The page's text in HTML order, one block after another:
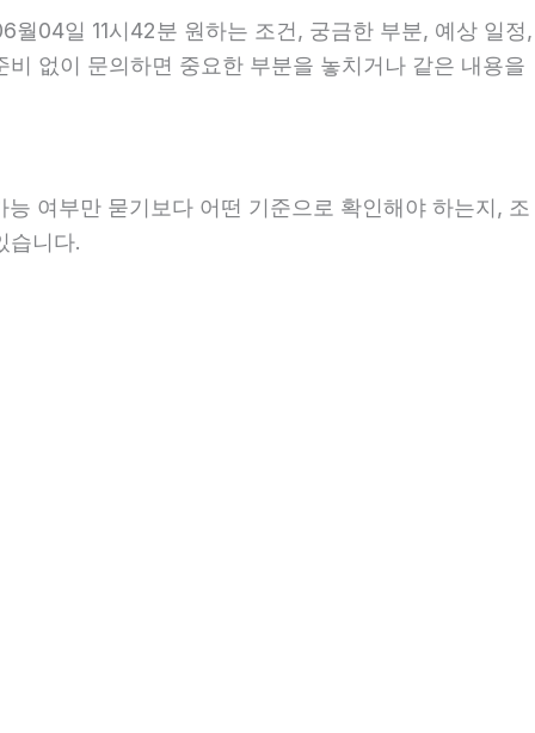
04일 11시42분 원하는 조건, 궁금한 부분, 예상 일정,
없이 문의하면 중요한 부분을 놓치거나 같은 내용을
여부만 묻기보다 어떤 기준으로 확인해야 하는지, 조
습니다.